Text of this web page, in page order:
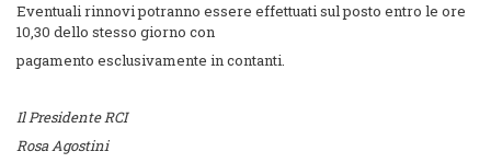
Eventuali rinnovi potranno essere effettuati sul posto entro le ore
10,30 dello stesso giorno con
pagamento esclusivamente in contanti.
Il Presidente RCI
Rosa Agostini